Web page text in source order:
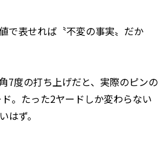
で表せれば〝不変の事実〟だか
7度の打ち上げだと、実際のピンの
。たった2ヤードしか変わらない
ず。